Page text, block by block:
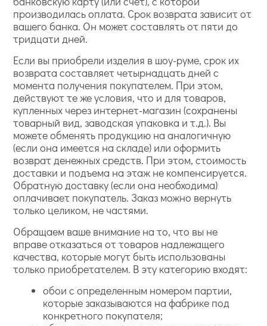
производилась оплата. Срок возврата зависит от
вашего банка. Он может составлять от пяти до
тридцати дней.
Если вы приобрели изделия в шоу-руме, срок их
возврата составляет четырнадцать дней с
момента получения покупателем. При этом,
действуют те же условия, что и для товаров,
купленных через интернет-магазин (сохранены
товарный вид, заводская упаковка и т.д.). Вы
можете обменять продукцию на аналогичную
(если она имеется на складе) или оформить
возврат денежных средств. При этом, стоимость
доставки и подъема на этаж не компенсируется.
Обратную доставку (если она необходима)
оплачивает покупатель. Заказ можно вернуть
только целиком, не частями.
Обращаем ваше внимание на то, что вы не
вправе отказаться от товаров надлежащего
качества, которые могут быть использованы
только приобретателем. В эту категорию входят:
обои с определенным номером партии,
которые заказываются на фабрике под
конкретного покупателя;